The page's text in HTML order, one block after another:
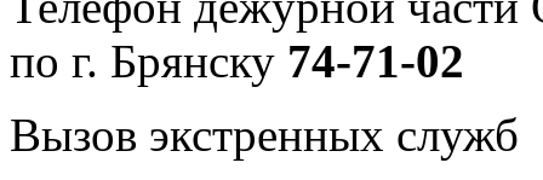
по г. Брянску 74-71-02
Вызов экстренных служб